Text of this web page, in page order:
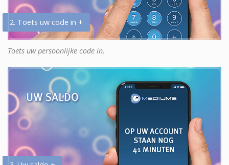
2. Toets uw code in +
Toets uw persoonlijke code in.